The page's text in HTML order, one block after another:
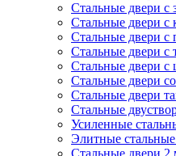
Стальные двери с
Стальные двери с
Стальные двери
Стальные двери с
Стальные двери с
Стальные двери
Стальные двери
Стальные
Усиленные
Элитные